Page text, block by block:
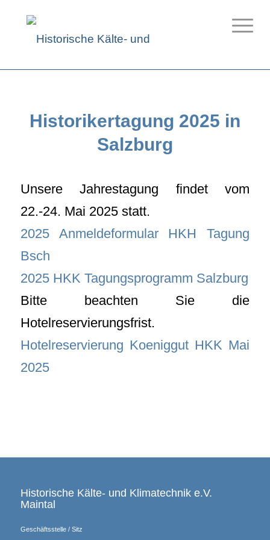
Historikertagung 2025 in
Salzburg
Unsere Jahrestagung findet vom
22.-24. Mai 2025 statt.
2025 Anmeldeformular HKH Tagung
Bsch
2025 HKK Tagungsprogramm Salzburg
Bitte beachten Sie die
Hotelreservierungsfrist.
Hotelreservierung Koeniggut HKK Mai
2025
Historische Kälte- und Klimatechnik e.V.
Maintal
Geschäftsstelle / Sitz